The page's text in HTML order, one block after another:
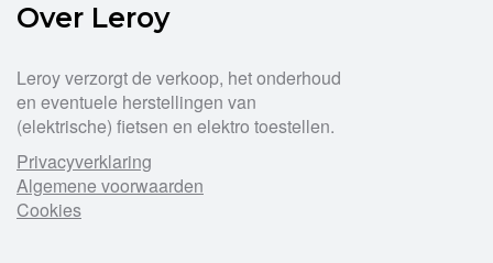
Over Leroy
Leroy verzorgt de verkoop, het onderhoud
en eventuele herstellingen van
(elektrische) fietsen en elektro toestellen.
Privacyverklaring
Algemene voorwaarden
Cookies